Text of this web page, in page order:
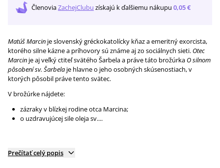
ČlenoviaZachejClubu získajú k ďalšiemu nákupu 0,05 €
Matúš Marcin je slovenský gréckokatolícky kňaz a emeritný exorcista,
ktorého silne kázne a príhovory sú známe aj zo sociálnych sieti. Otec
Marcin je aj veľký ctiteľ svätého Šarbela a práve táto brožúrka O silnom
pôsobení sv. Šarbela je hlavne o jeho osobných skúsenostiach, v
ktorých pôsobil práve tento svätec.
V brožúrke nájdete:
zázraky v blízkej rodine otca Marcina;
o uzdravujúcej sile oleja sv....
Prečítať celý popis